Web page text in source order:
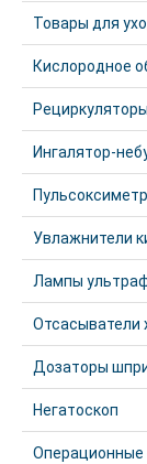
Товары для
Кислородное
Ингалятор-
Увлажнители
Лампы
Отсасыватели
Дозаторы
Негатоскоп
Операционные